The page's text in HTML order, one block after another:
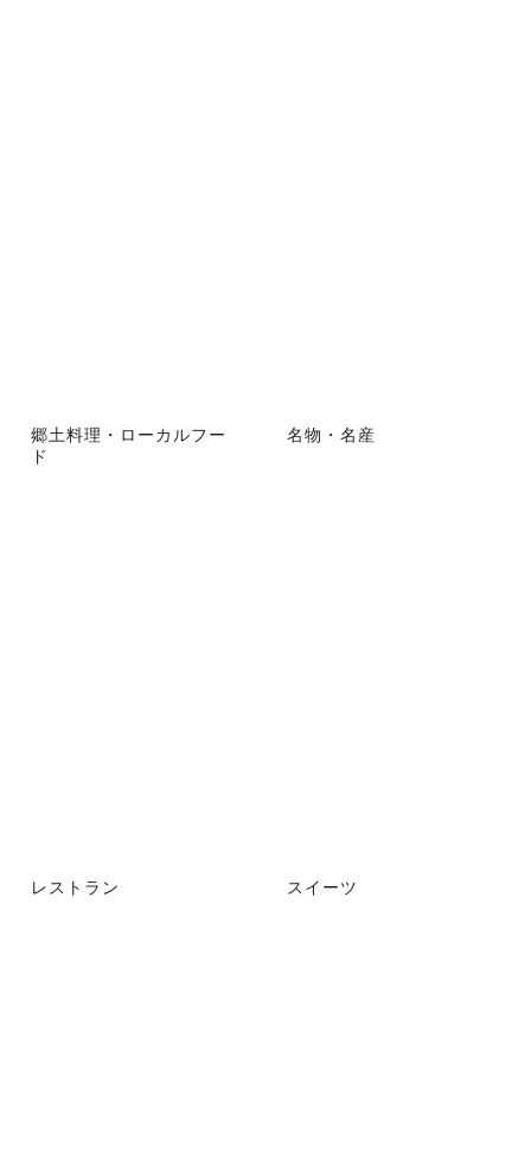
郷土料理・ローカルフー
ド
名物・名産
レストラン スイーツ